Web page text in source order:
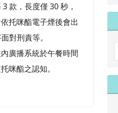
款，長度僅 30 秒，
托咪酯電子煙後會出
對刑責等。
廣播系統於午餐時間
咪酯之認知。